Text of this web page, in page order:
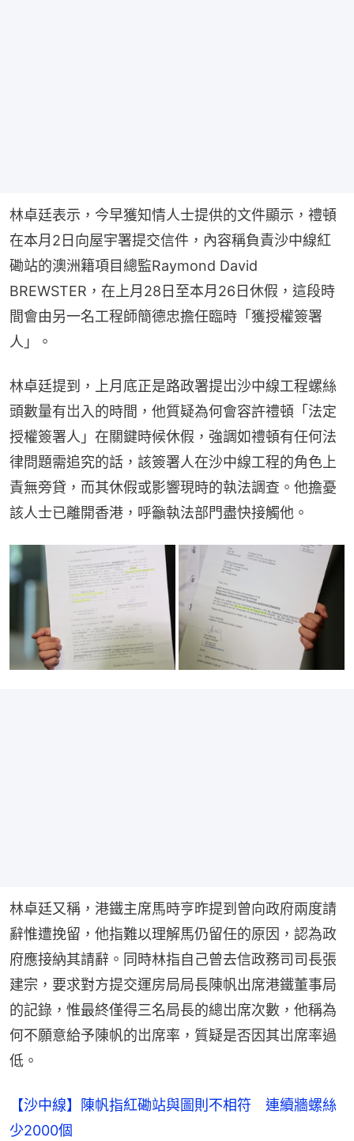
林卓廷表示，今早獲知情人士提供的文件顯示，禮頓
在本月2日向屋宇署提交信件，內容稱負責沙中線紅
磡站的澳洲籍項目總監Raymond David
BREWSTER，在上月28日至本月26日休假，這段時
間會由另一名工程師簡德忠擔任臨時「獲授權簽署
人」。
林卓廷提到，上月底正是路政署提岀沙中線工程螺絲
頭數量有岀入的時間，他質疑為何會容許禮頓「法定
授權簽署人」在關鍵時候休假，強調如禮頓有任何法
律問題需追究的話，該簽署人在沙中線工程的角色上
責無旁貸，而其休假或影響現時的執法調查。他擔憂
該人士已離開香港，呼籲執法部門盡快接觸他。
林卓廷又稱，港鐵主席馬時亨昨提到曾向政府兩度請
辭惟遭挽留，他指難以理解馬仍留任的原因，認為政
府應接納其請辭。同時林指自己曾去信政務司司長張
建宗，要求對方提交運房局局長陳帆出席港鐵董事局
的記錄，惟最終僅得三名局長的總岀席次數，他稱為
何不願意給予陳帆的岀席率，質疑是否因其岀席率過
低。
【沙中線】陳帆指紅磡站與圖則不相符 連續牆螺絲
少2000個